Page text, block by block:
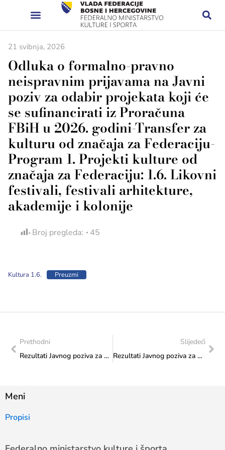
21 svibnja, 2026
Odluka o formalno-pravno
neispravnim prijavama na Javni
poziv za odabir projekata koji će
se sufinancirati iz Proračuna
FBiH u 2026. godini-Transfer za
kulturu od značaja za Federaciju-
Program 1. Projekti kulture od
značaja za Federaciju: 1.6. Likovni
festivali, festivali arhitekture,
akademije i kolonije
Broj pregleda: 45
Kultura 1.6. Preuzmi
Prethodni
Rezultati Javnog poziva za odabir projekata koji će se sufinancirati iz Proračuna FBiH u 2026. godini-Transfer za kulturu od značaja za Federaciju-Program 1. Projekti kulture od značaja za Federaciju: 1.4. Amaterski glazbeni, glazbeno-scenski i kazališni festivali – članice Europske festivalske asocijacije
Slijedeći
Rezultati Javnog poziva za odabir projekata koji će se sufinancirati iz Proračuna FBiH u 2026. godini-Transfer za kulturu od značaja za Federaciju-Program 1. Projekti kulture od značaja za Federaciju: 1.7. Tradicijski festivali i smotre
Meni
Propisi